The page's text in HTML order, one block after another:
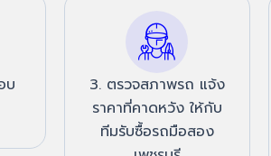
บ
3. ตรวจสภาพรถ แจ้ง
ราคาที่คาดหวัง ให้กับ
ทีมรับซื้อรถมือสอง